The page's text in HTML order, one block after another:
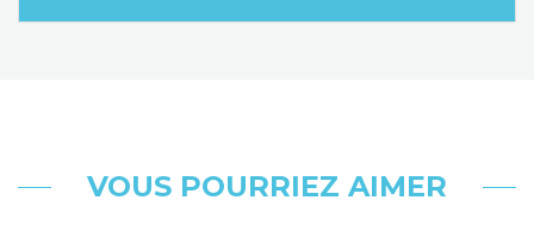
VOUS POURRIEZ AIMER